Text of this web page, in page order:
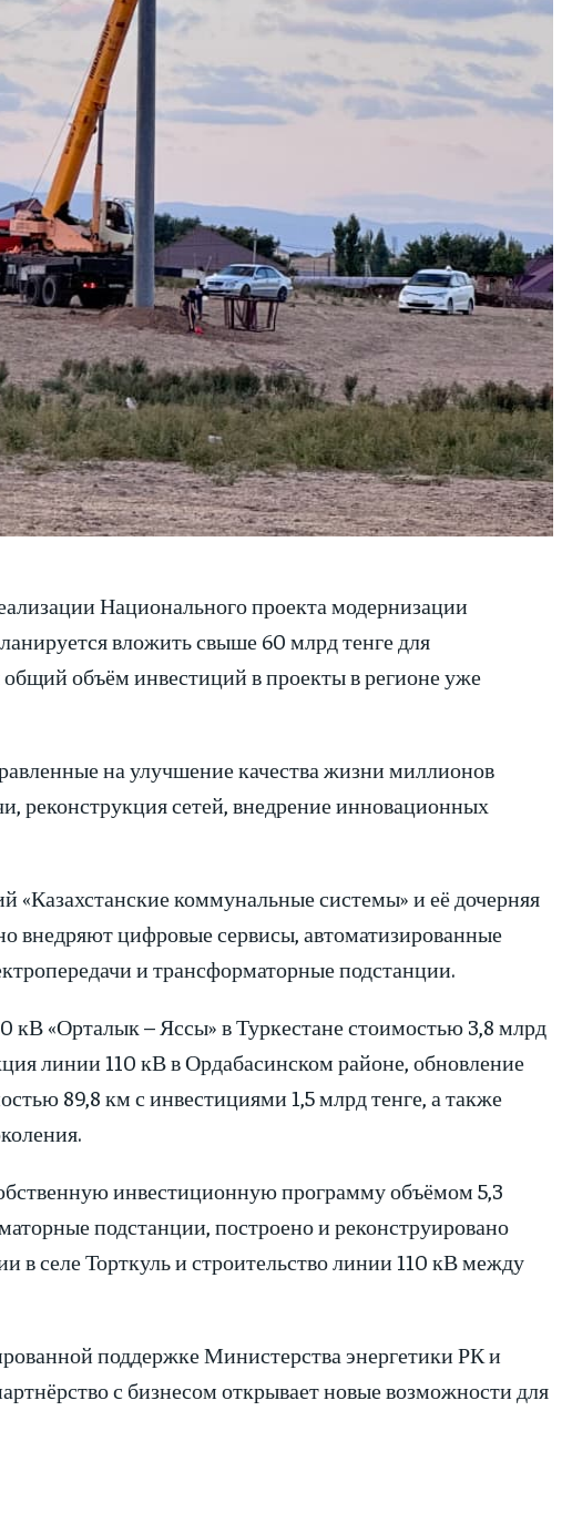
Национального проекта модернизации
вложить свыше 60 млрд тенге для
объём инвестиций в проекты в регионе уже
на улучшение качества жизни миллионов
реконструкция сетей, внедрение инновационных
коммунальные системы» и её дочерняя
внедряют цифровые сервисы, автоматизированные
и трансформаторные подстанции.
«Орталык – Яссы» в Туркестане стоимостью 3,8 млрд
линии 110 кВ в Ордабасинском районе, обновление
89,8 км с инвестициями 1,5 млрд тенге, а также
инвестиционную программу объёмом 5,3
подстанции, построено и реконструировано
в селе Торткуль и строительство линии 110 кВ между
поддержке Министерства энергетики РК и
с бизнесом открывает новые возможности для